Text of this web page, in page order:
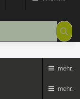
mehr...
mehr...